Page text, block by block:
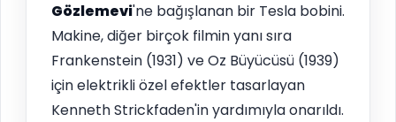
Gözlemevi'ne bağışlanan bir Tesla bobini.
Makine, diğer birçok filmin yanı sıra
Frankenstein (1931) ve Oz Büyücüsü (1939)
için elektrikli özel efektler tasarlayan
Kenneth Strickfaden'in yardımıyla onarıldı.